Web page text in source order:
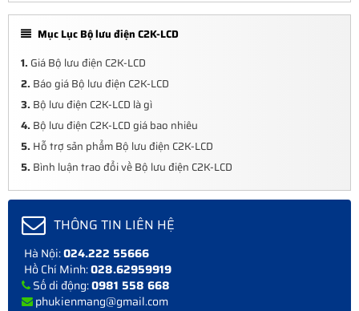
Mục Lục Bộ lưu điện C2K-LCD
1. Giá Bộ lưu điện C2K-LCD
2. Báo giá Bộ lưu điện C2K-LCD
3. Bộ lưu điện C2K-LCD là gì
4. Bộ lưu điện C2K-LCD giá bao nhiêu
5. Hỗ trợ sản phẩm Bộ lưu điện C2K-LCD
5. Bình luận trao đổi về Bộ lưu điện C2K-LCD
THÔNG TIN LIÊN HỆ
Hà Nội:024.222 55666
Hồ Chí Minh:028.62959919
Số di động:0981 558 668
phukienmang@gmail.com